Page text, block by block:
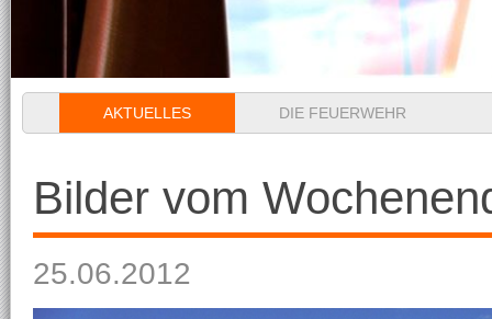
Navigation
AKTUELLES DIE FEUERWEHR
Bilder vom
25.06.2012